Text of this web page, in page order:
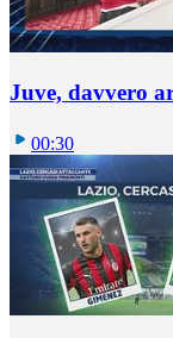
Juve, davvero
00:30